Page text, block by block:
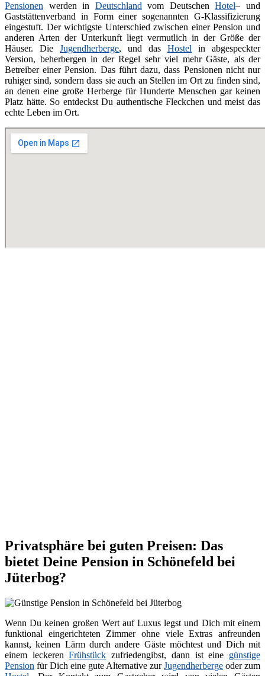
Pensionen werden in Deutschlandvom DeutschenHotel– und
Gaststättenverband in Form einer sogenannten G-Klassifizierung
eingestuft. Der wichtigste Unterschied zwischen einer Pension und
anderen Arten der Unterkunft liegt vermutlich in der Größe der
Häuser. Die Jugendherberge, und das Hostel in abgespeckter
Version, beherbergen in der Regel sehr viel mehr Gäste, als der
Betreiber einer Pension. Das führt dazu, dass Pensionen nicht nur
ruhiger sind, sondern dass sie auch an Stellen im Ort zu finden sind,
an denen eine große Herberge für Hunderte Menschen gar keinen
Platz hätte. So entdeckst Du authentische Fleckchen und meist das
echte Leben im Ort.
Privatsphäre bei guten Preisen: Das
bietet Deine Pension in Schönefeld bei
Jüterbog?
Wenn Du keinen großen Wert auf Luxus legst und Dich mit einem
funktional eingerichteten Zimmer ohne viele Extras anfreunden
kannst, keinen Lärm durch andere Gäste möchtest und Dich mit
einem leckerenFrühstück zufriedengibst, dann ist eine günstige
Pension für Dich eine gute Alternative zurJugendherberge oder zum